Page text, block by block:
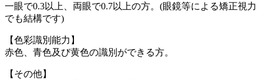
一眼で0.3以上、両眼で0.7以上の方。(眼鏡等による矯正視力
でも結構です)
【色彩識別能力】
赤色、青色及び黄色の識別ができる方。
【その他】